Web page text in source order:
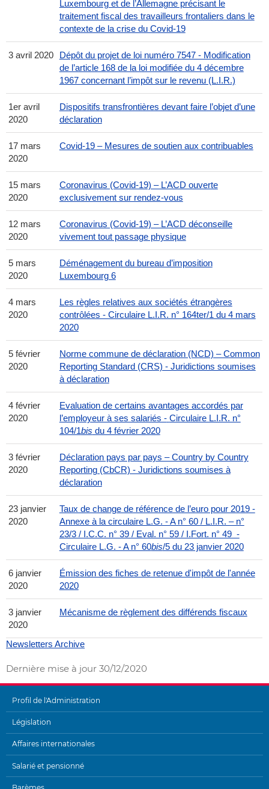
Luxembourg et de l’Allemagne précisant le
traitement fiscal des travailleurs frontaliers dans le
contexte de la crise du Covid-19
3 avril 2020
Dépôt du projet de loi numéro 7547 - Modification
de l’article 168 de la loi modifiée du 4 décembre
1967 concernant l’impôt sur le revenu (L.I.R.)
1er avril
2020
Dispositifs transfrontières devant faire l’objet d’une
déclaration
17 mars
2020
Covid-19 – Mesures de soutien aux contribuables
15 mars
2020
Coronavirus (Covid-19) – L’ACD ouverte
exclusivement sur rendez-vous
12 mars
2020
Coronavirus (Covid-19) – L’ACD déconseille
vivement tout passage physique
5 mars
2020
Déménagement du bureau d’imposition
Luxembourg 6
4 mars
2020
Les règles relatives aux sociétés étrangères
contrôlées - Circulaire L.I.R. n° 164ter/1 du 4 mars
2020
5 février
2020
Norme commune de déclaration (NCD) – Common
Reporting Standard (CRS) - Juridictions soumises
à déclaration
4 février
2020
Evaluation de certains avantages accordés par
l’employeur à ses salariés - Circulaire L.I.R. n°
104/1bis du 4 février 2020
3 février
2020
Déclaration pays par pays – Country by Country
Reporting (CbCR) - Juridictions soumises à
déclaration
23 janvier
2020
Taux de change de référence de l’euro pour 2019 -
Annexe à la circulaire L.G. - A n° 60 / L.I.R. – n°
23/3 / I.C.C. n° 39 / Eval. n° 59 / I.Fort. n° 49 -
Circulaire L.G. - A n° 60bis/5 du 23 janvier 2020
6 janvier
2020
Émission des fiches de retenue d'impôt de l'année
2020
3 janvier
2020
Mécanisme de règlement des différends fiscaux
Newsletters Archive
Dernière mise à jour 30/12/2020
MENU
DE
NAVIGATION
Profil de l'Administration
Législation
Affaires internationales
Salarié et pensionné